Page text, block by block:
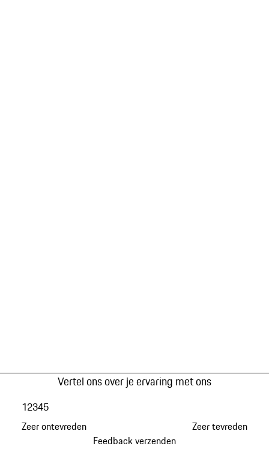
Vertel ons over je ervaring met ons
Zeer ontevreden
12345
Zeer tevreden
Feedback verzenden